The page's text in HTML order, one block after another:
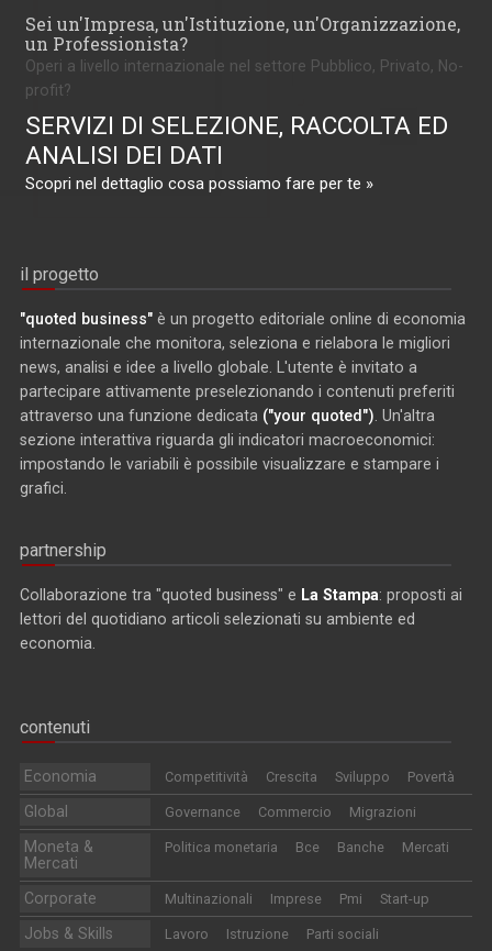
Sei un'Impresa, un'Istituzione, un'Organizzazione,
un Professionista?
Operi a livello internazionale nel settore Pubblico, Privato, No-
profit?
SERVIZI DI SELEZIONE, RACCOLTA ED
ANALISI DEI DATI
Scopri nel dettaglio cosa possiamo fare per te »
il progetto
"quoted business" è un progetto editoriale online di economia
internazionale che monitora, seleziona e rielabora le migliori
news, analisi e idee a livello globale. L'utente è invitato a
partecipare attivamente preselezionando i contenuti preferiti
attraverso una funzione dedicata ("your quoted") . Un'altra
sezione interattiva riguarda gli indicatori macroeconomici:
impostando le variabili è possibile visualizzare e stampare i
grafici.
partnership
Collaborazione tra "quoted business" e La Stampa: proposti ai
lettori del quotidiano articoli selezionati su ambiente ed
economia.
contenuti
Economia Competitività Crescita Sviluppo Povertà
Global Governance Commercio Migrazioni
Moneta &
Mercati
Politica monetaria Bce Banche Mercati
Corporate Multinazionali Imprese Pmi Start-up
Jobs & Skills Lavoro Istruzione
Parti sociali